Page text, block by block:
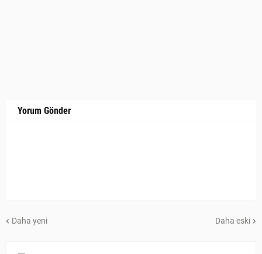
Yorum Gönder
Daha yeni Daha eski